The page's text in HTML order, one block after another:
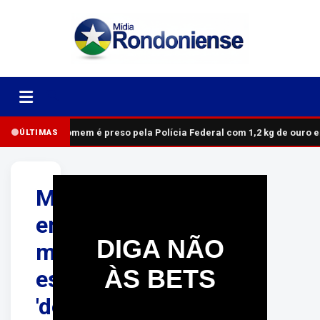
ÚLTIMASHomem é preso pela Polícia Federal com 1,2 kg de ouro
Mulher
encontrada
morta
estava
'decretada'
DIGA NÃO
ÀS BETS